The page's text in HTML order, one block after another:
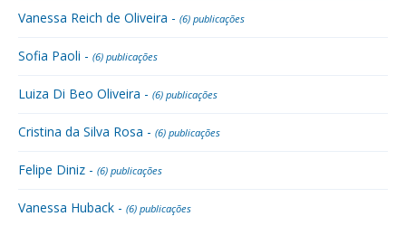
Vanessa Reich de Oliveira - (6) publicações
Sofia Paoli - (6) publicações
Luiza Di Beo Oliveira - (6) publicações
Cristina da Silva Rosa - (6) publicações
Felipe Diniz - (6) publicações
Vanessa Huback - (6) publicações